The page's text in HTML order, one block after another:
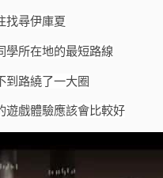
找尋伊庫夏
學所在地的最短路線
到路繞了一大圈
遊戲體驗應該會比較好